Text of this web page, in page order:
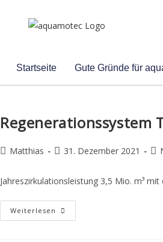
Startseite Gute Gründe für
Regenerationssystem
Matthias 31. Dezember 2021
Jahreszirkulationsleistung 3,5 Mio. m³
Weiterlesen